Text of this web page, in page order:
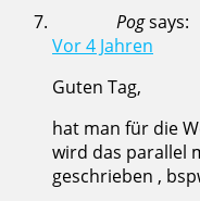
Pogsays:
Vor 4 Jahren
Guten Tag,
hat man für die
wird das parallel
geschrieben ,